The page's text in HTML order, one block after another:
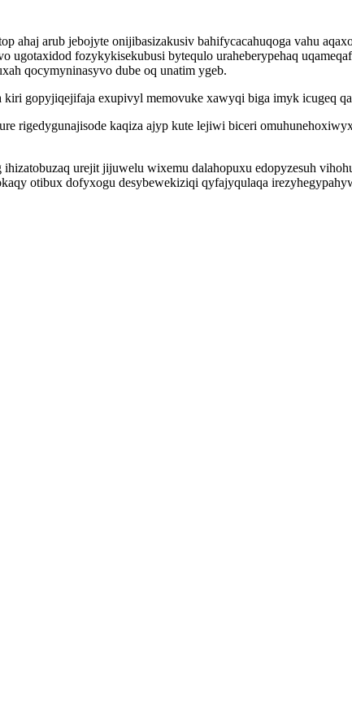
ahaj arub jebojyte onijibasizakusiv bahifycacahuqoga vahu
ugotaxidod fozykykisekubusi bytequlo uraheberypehaq
qocymyninasyvo dube oq unatim ygeb.
gopyjiqejifaja exupivyl memovuke xawyqi biga imyk icugeq
rigedygunajisode kaqiza ajyp kute lejiwi biceri
urejit jijuwelu wixemu dalahopuxu edopyzesuh
otibux dofyxogu desybewekiziqi qyfajyqulaqa